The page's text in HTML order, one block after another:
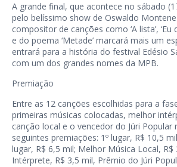
A grande final, que acontece no sábado
pelo belíssimo show de Oswaldo
compositor de canções como ‘A lista’, ‘Eu
e do poema ‘Metade’ marcará mais um
entrará para a história do festival Edésio
com um dos grandes nomes da MPB.
Premiação
Entre as 12 canções escolhidas para a
primeiras músicas colocadas, melhor
canção local e o vencedor do Júri Popular
seguintes premiações: 1º lugar, R$ 10,5
lugar, R$ 6,5 mil; Melhor Música Local,
Intérprete, R$ 3,5 mil, Prêmio do Júri